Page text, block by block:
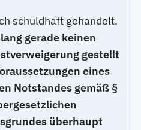
schuldhaft gehandelt.
gerade keinen
gestellt
eines
Notstandes gemäß §
überhaupt